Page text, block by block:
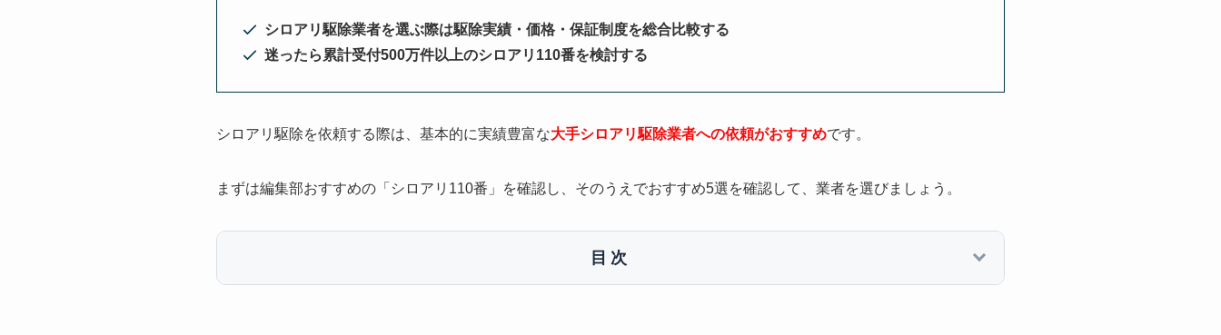
シロアリ駆除業者を選ぶ際は駆除実績・価格・保証制度を総合比較する
迷ったら累計受付500万件以上のシロアリ110番を検討する
シロアリ駆除を依頼する際は、基本的に実績豊富な大手シロアリ駆除業者への依頼がおすすめです。
まずは編集部おすすめの「シロアリ110番」を確認し、そのうえでおすすめ5選を確認して、業者を選びましょう。
目次